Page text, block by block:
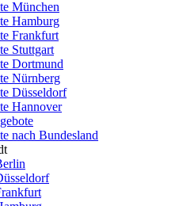
München
Hamburg
Frankfurt
Stuttgart
Dortmund
Nürnberg
Düsseldorf
Hannover
nach Bundesland